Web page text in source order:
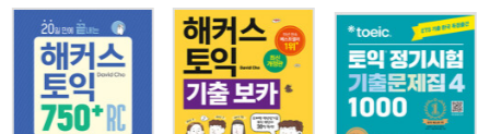
빠르게 점수 향상이 가능합니다. 2. 기출 포인트를 빈틈 없이 잡
아주는 단계별 다양한 문제! 1) 실전 연습 자주 출제되는 문제 유
형에 제공되는 맛보기 문제를 통해 각 포인트에서 학습한 지식을
바로 적용해보고 기출 포인트를 학습할 수 있습니다. 2) Hacker